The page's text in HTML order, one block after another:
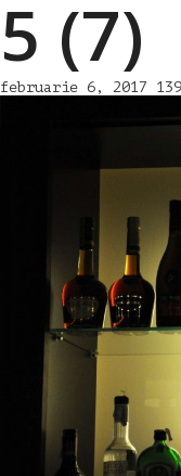
5 (7)
februarie 6, 2017